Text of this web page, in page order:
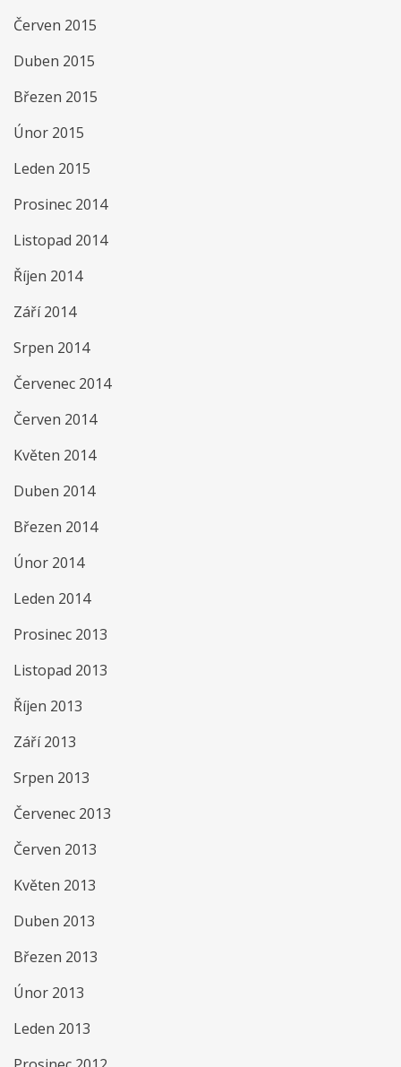
Červen 2015
Duben 2015
Březen 2015
Únor 2015
Leden 2015
Prosinec 2014
Listopad 2014
Říjen 2014
Září 2014
Srpen 2014
Červenec 2014
Červen 2014
Květen 2014
Duben 2014
Březen 2014
Únor 2014
Leden 2014
Prosinec 2013
Listopad 2013
Říjen 2013
Září 2013
Srpen 2013
Červenec 2013
Červen 2013
Květen 2013
Duben 2013
Březen 2013
Únor 2013
Leden 2013